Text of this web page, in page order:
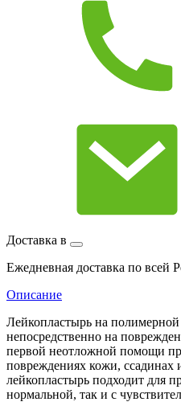
Доставка в
Ежедневная доставка по всей
Описание
Лейкопластырь на
непосредственно на
первой неотложной помощи
повреждениях кожи, ссадинах
лейкопластырь подходит для
нормальной, так и с